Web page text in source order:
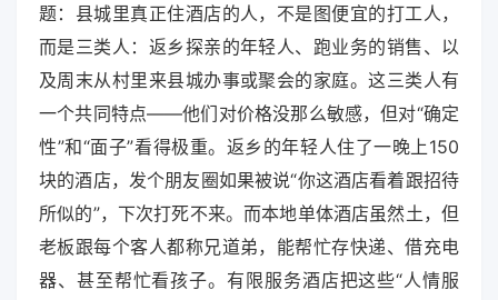
题：县城里真正住酒店的人，不是图便宜的打工人，
而是三类人：返乡探亲的年轻人、跑业务的销售、以
及周末从村里来县城办事或聚会的家庭。这三类人有
一个共同特点——他们对价格没那么敏感，但对“确定
性”和“面子”看得极重。返乡的年轻人住了一晚上150
块的酒店，发个朋友圈如果被说“你这酒店看着跟招待
所似的”，下次打死不来。而本地单体酒店虽然土，但
老板跟每个客人都称兄道弟，能帮忙存快递、借充电
器、甚至帮忙看孩子。有限服务酒店把这些“人情服